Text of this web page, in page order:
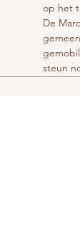
op het
De
steun